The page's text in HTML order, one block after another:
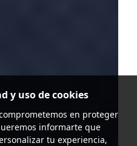
y uso de cookies
en proteger
informarte que
tu experiencia,